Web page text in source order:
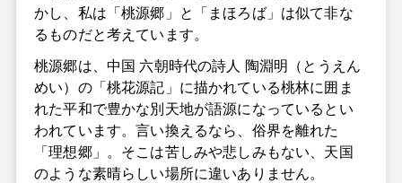
かし、私は「桃源郷」と「まほろば」は似て非な
るものだと考えています。
桃源郷は、中国 六朝時代の詩人 陶淵明（とうえん
めい）の「桃花源記」に描かれている桃林に囲ま
れた平和で豊かな別天地が語源になっているとい
われています。言い換えるなら、俗界を離れた
「理想郷」。そこは苦しみや悲しみもない、天国
のような素晴らしい場所に違いありません。